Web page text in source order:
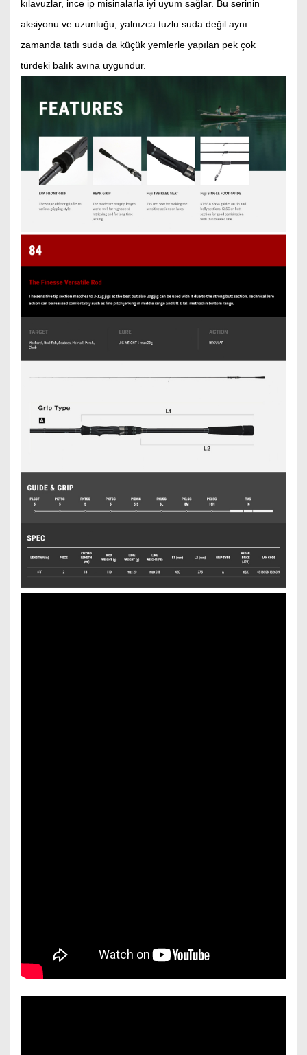
kılavuzlar, ince ip misinalarla iyi uyum sağlar. Bu serinin
aksiyonu ve uzunluğu, yalnızca tuzlu suda değil aynı
zamanda tatlı suda da küçük yemlerle yapılan pek çok
türdeki balık avına uygundur.